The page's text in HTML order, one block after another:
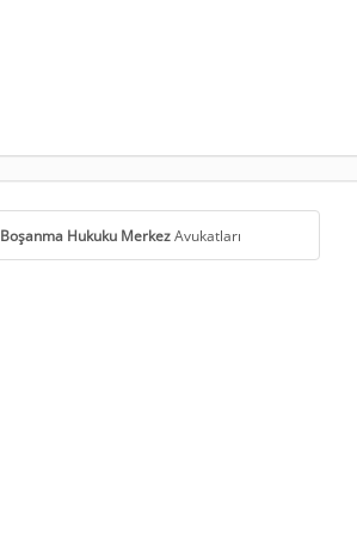
Boşanma Hukuku MerkezAvukatları